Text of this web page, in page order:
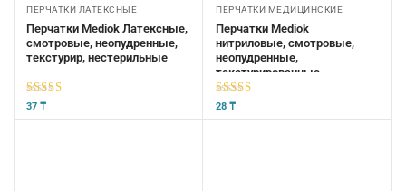
ПЕРЧАТКИ ЛАТЕКСНЫЕ
Перчатки Mediok Латексные,
смотровые, неопудренные,
текстурир, нестерильные
5из 5
37 ₸
ПЕРЧАТКИ МЕДИЦИНСКИЕ
Перчатки Mediok
нитриловые, смотровые,
неопудренные,
текстурированные,
нестерильные
5из 5
28 ₸